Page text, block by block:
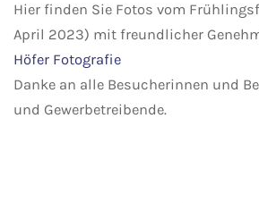
Hier finden Sie Fotos vom
April 2023) mit freundlicher
Höfer Fotografie
Danke an alle Besucherinnen und
und Gewerbetreibende.